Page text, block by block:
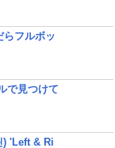
らフルボッ
で見つけて
) 'Left & Ri